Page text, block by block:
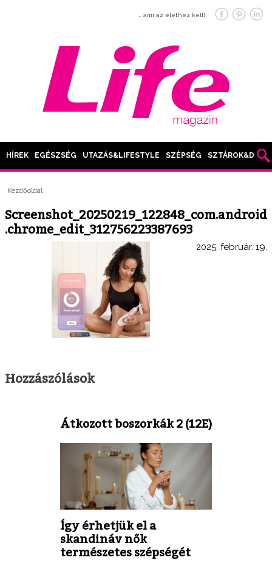
… ami az élethez kell!
HÍREK EGÉSZSÉG UTAZÁS&LIFESTYLE SZÉPSÉG SZTÁROK&DIVAT
Kezdőoldal
Screenshot_20250219_122848_com.android
.chrome_edit_312756223387693
2025. február. 19.
Hozzászólások
Átkozott boszorkák 2 (12E)
Így érhetjük el a
skandináv nők
természetes szépségét